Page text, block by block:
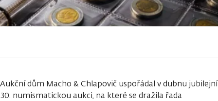
Aukční dům Macho & Chlapovič uspořádal v dubnu jubilejní
30. numismatickou aukci, na které se dražila řada